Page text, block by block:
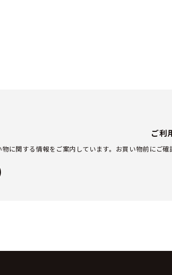
ご利
に関する情報をご案内しています。お買い物前にご確